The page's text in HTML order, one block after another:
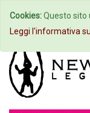
Home
Cookies:Questo sito
Leggi l'informativa